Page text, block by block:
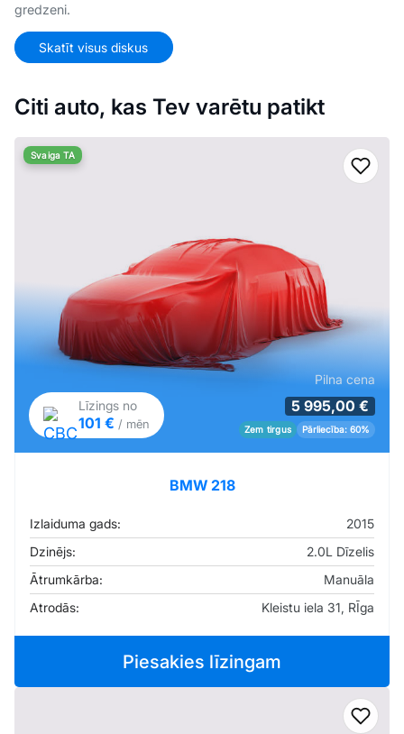
gredzeni.
Skatīt visus diskus
Citi auto, kas Tev varētu patikt
Svaiga TA
Līzings no
101 € / mēn
Pilna cena
5 995,00 €
Zem tirgus Pārliecība: 60%
BMW 218
Izlaiduma gads:
2015
Dzinējs:
2.0L Dīzelis
Ātrumkārba:
Manuāla
Atrodās:
Kleistu iela 31, RĪga
Piesakies līzingam